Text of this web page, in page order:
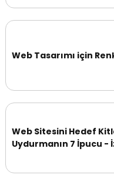
Web Tasarımı için
Web Sitesini Hedef
Uydurmanın 7 İpucu -